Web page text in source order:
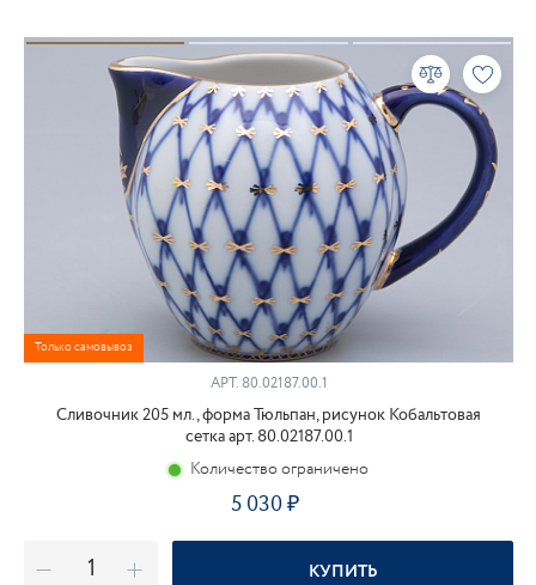
Только самовывоз
АРТ.80.02187.00.1
Сливочник 205 мл., форма Тюльпан, рисунок Кобальтовая
сетка арт. 80.02187.00.1
Количество ограничено
5 030
КУПИТЬ